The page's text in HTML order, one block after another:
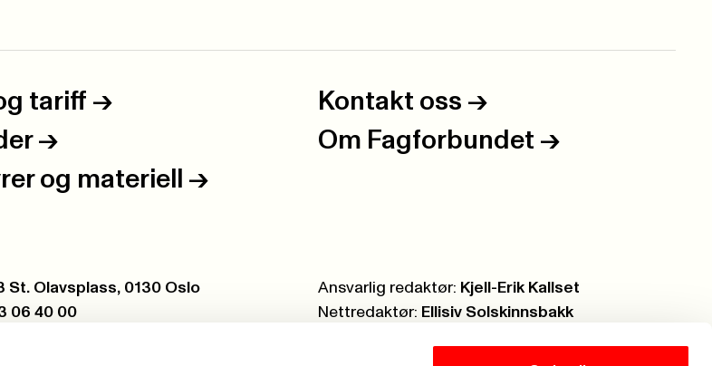
tariff -> Kontakt oss ->
-> Om Fagforbundet ->
og materiell ->
St. Olavsplass, 0130 Oslo
06 40 00
Ansvarlig redaktør: Kjell-Erik Kallset
Nettredaktør: Ellisiv Solskinnsbakk